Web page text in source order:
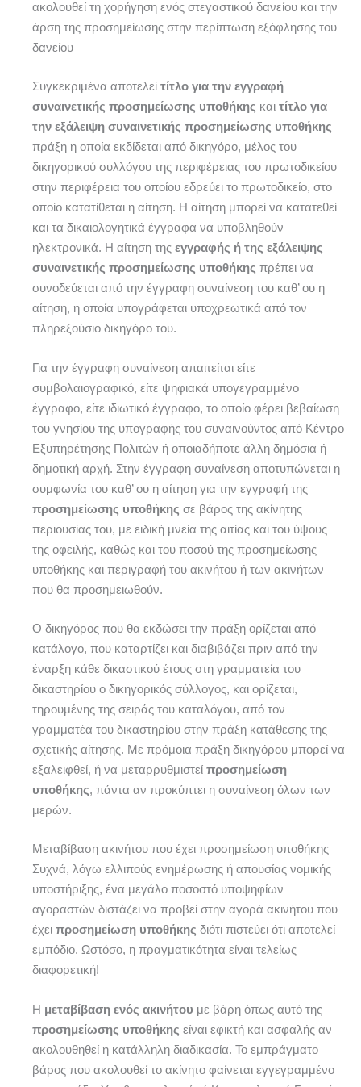
ακολουθεί τη χορήγηση ενός στεγαστικού δανείου και την
άρση της προσημείωσης στην περίπτωση εξόφλησης του
δανείου
Συγκεκριμένα αποτελεί τίτλο για την εγγραφή
συναινετικής προσημείωσης υποθήκης και τίτλο για
την εξάλειψη συναινετικής προσημείωσης υποθήκης
πράξη η οποία εκδίδεται από δικηγόρο, μέλος του
δικηγορικού συλλόγου της περιφέρειας του πρωτοδικείου
στην περιφέρεια του οποίου εδρεύει το πρωτοδικείο, στο
οποίο κατατίθεται η αίτηση. Η αίτηση μπορεί να κατατεθεί
και τα δικαιολογητικά έγγραφα να υποβληθούν
ηλεκτρονικά. Η αίτηση της εγγραφής ή της εξάλειψης
συναινετικής προσημείωσης υποθήκης πρέπει να
συνοδεύεται από την έγγραφη συναίνεση του καθ’ ου η
αίτηση, η οποία υπογράφεται υποχρεωτικά από τον
πληρεξούσιο δικηγόρο του.
Για την έγγραφη συναίνεση απαιτείται είτε
συμβολαιογραφικό, είτε ψηφιακά υπογεγραμμένο
έγγραφο, είτε ιδιωτικό έγγραφο, το οποίο φέρει βεβαίωση
του γνησίου της υπογραφής του συναινούντος από Κέντρο
Εξυπηρέτησης Πολιτών ή οποιαδήποτε άλλη δημόσια ή
δημοτική αρχή. Στην έγγραφη συναίνεση αποτυπώνεται η
συμφωνία του καθ’ ου η αίτηση για την εγγραφή της
προσημείωσης υποθήκης σε βάρος της ακίνητης
περιουσίας του, με ειδική μνεία της αιτίας και του ύψους
της οφειλής, καθώς και του ποσού της προσημείωσης
υποθήκης και περιγραφή του ακινήτου ή των ακινήτων
που θα προσημειωθούν.
Ο δικηγόρος που θα εκδώσει την πράξη ορίζεται από
κατάλογο, που καταρτίζει και διαβιβάζει πριν από την
έναρξη κάθε δικαστικού έτους στη γραμματεία του
δικαστηρίου ο δικηγορικός σύλλογος, και ορίζεται,
τηρουμένης της σειράς του καταλόγου, από τον
γραμματέα του δικαστηρίου στην πράξη κατάθεσης της
σχετικής αίτησης. Με πρόμοια πράξη δικηγόρου μπορεί να
εξαλειφθεί, ή να μεταρρυθμιστεί προσημείωση
υποθήκης, πάντα αν προκύπτει η συναίνεση όλων των
μερών.
Μεταβίβαση ακινήτου που έχει προσημείωση υποθήκης
Συχνά, λόγω ελλιπούς ενημέρωσης ή απουσίας νομικής
υποστήριξης, ένα μεγάλο ποσοστό υποψηφίων
αγοραστών διστάζει να προβεί στην αγορά ακινήτου που
έχει προσημείωση υποθήκης διότι πιστεύει ότι αποτελεί
εμπόδιο. Ωστόσο, η πραγματικότητα είναι τελείως
διαφορετική!
Η μεταβίβαση ενός ακινήτου με βάρη όπως αυτό της
προσημείωσης υποθήκης είναι εφικτή και ασφαλής αν
ακολουθηθεί η κατάλληλη διαδικασία. Το εμπράγματο
βάρος που ακολουθεί το ακίνητο φαίνεται εγγεγραμμένο